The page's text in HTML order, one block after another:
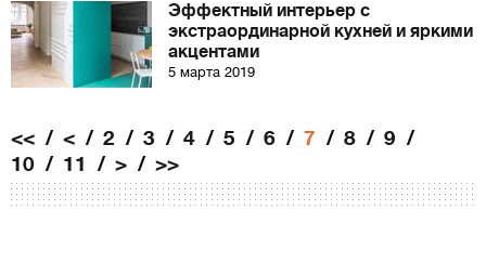
Эффектный интерьер с
экстраординарной кухней и яркими
акцентами
5 марта 2019
<< < 2 3 4 5 6 7 8
9
10
11 > >>